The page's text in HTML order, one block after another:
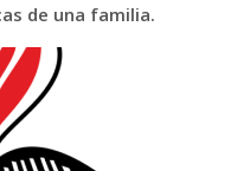
de una familia.